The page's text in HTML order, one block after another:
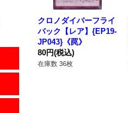
クロノダイバーフライ
バック【レア】{EP19-
JP043}《罠》
80円(税込)
在庫数 36枚